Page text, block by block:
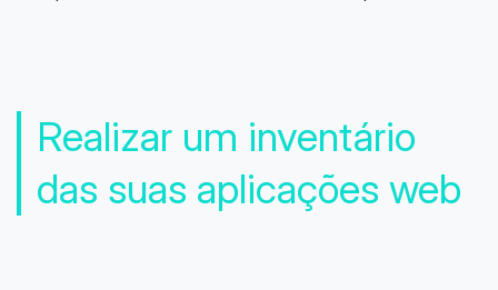
Realizar um inventário
das suas aplicações web